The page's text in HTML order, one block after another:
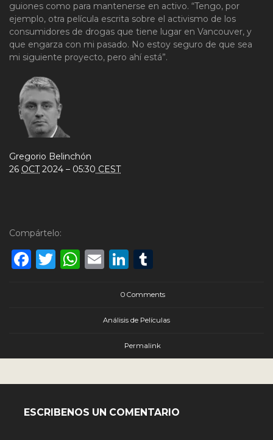
guiones como para mantenerse en activo. “Tengo, por
ejemplo, otra película escrita sobre el activismo de los
consumidores de drogas que tiene lugar en Vancouver, y
que engarza con mi pasado. No estoy seguro de que sea
mi siguiente proyecto, pero ahí está”.
Gregorio Belinchón
26 OCT2024 – 05:30 CEST
Compártelo:
Facebook
Twitter
WhatsApp
EmailLinkedIn
0 Comments
Análisis de Películas
Permalink
ESCRIBENOS UN COMENTARIO